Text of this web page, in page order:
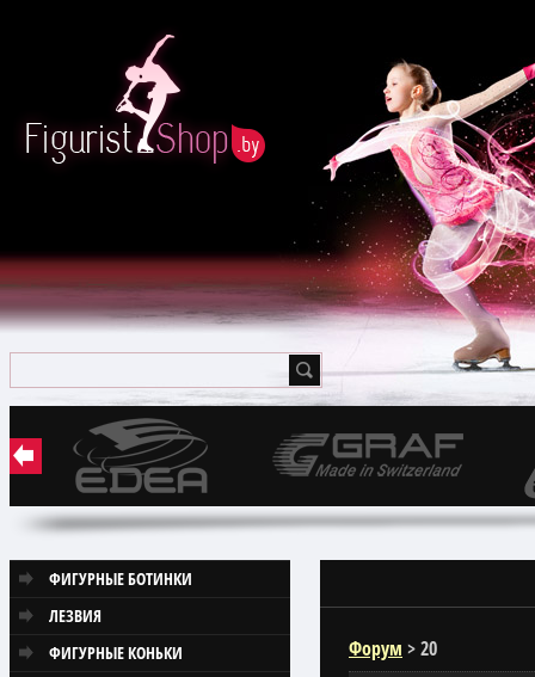
ФИГУРНЫЕ БОТИНКИ
ЛЕЗВИЯ
ФИГУРНЫЕ КОНЬКИ
Форум >20